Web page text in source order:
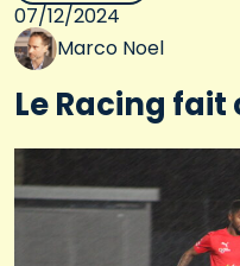
07/12/2024
Marco Noel
Le Racing